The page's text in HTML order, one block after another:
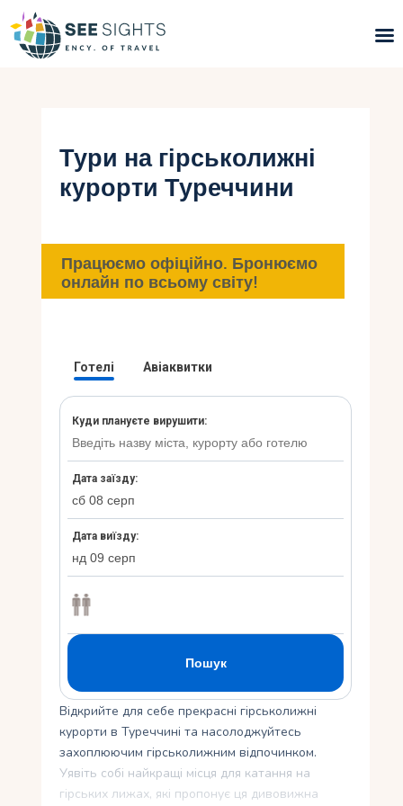
Гарячі тури
Типи Турів
Інфо
Контакти
Тури на гірськолижні
курорти Туреччини
Працюємо офіційно. Бронюємо
онлайн по всьому світу!
Відкрийте для себе прекрасні гірськолижні
курорти в Туреччині та насолоджуйтесь
захоплюючим гірськолижним відпочинком.
Уявіть собі найкращі місця для катання на
гірських лижах, які пропонує ця дивовижна